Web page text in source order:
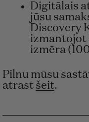
Digitālais
jūsu
Discovery
izmantojot
izmēra
Pilnu mūsu
atrast šeit.